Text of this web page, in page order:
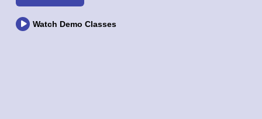
Watch Demo Classes